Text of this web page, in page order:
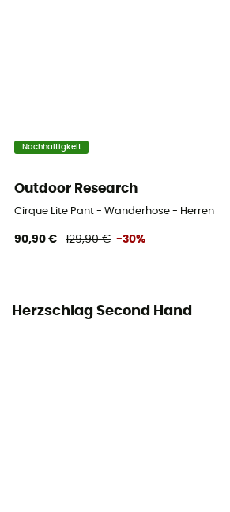
Nachhaltigkeit
Outdoor Research
Cirque Lite Pant - Wanderhose - Herren
90,90 € 129,90 € -30%
Herzschlag Second Hand